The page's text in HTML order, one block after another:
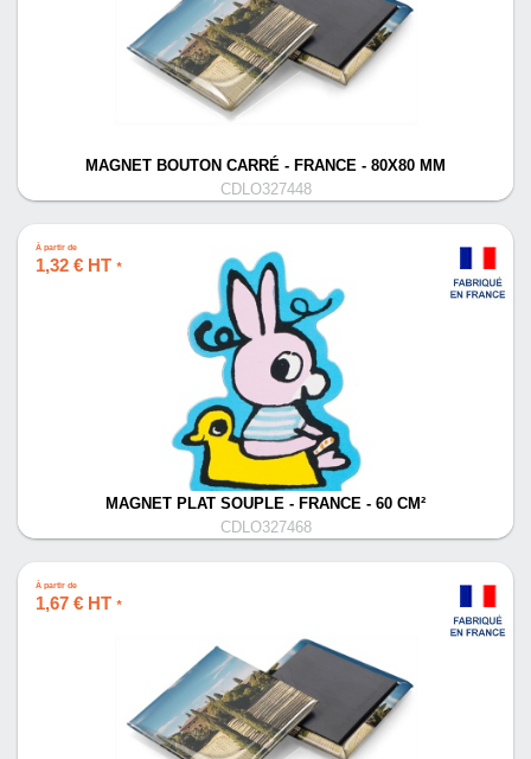
MAGNET BOUTON CARRÉ - FRANCE - 80X80 MM
CDLO327448
À partir de
1,32 € HT *
MAGNET PLAT SOUPLE - FRANCE - 60 CM²
CDLO327468
À partir de
1,67 € HT *